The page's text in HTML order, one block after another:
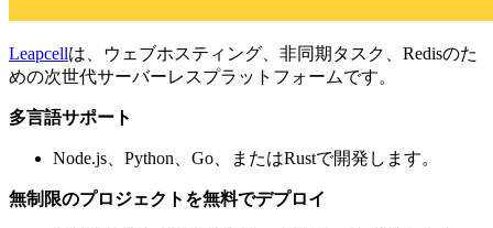
Leapcellは、ウェブホスティング、非同期タスク、Redisのた
めの次世代サーバーレスプラットフォームです。
多言語サポート
Node.js、Python、Go、またはRustで開発します。
無制限のプロジェクトを無料でデプロイ